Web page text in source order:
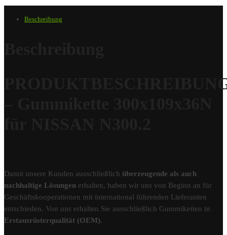
Beschreibung
Damit unsere Kunden ausschließlich überzeugende als auch
nachhaltige Lösungen erhalten, haben wir uns von Beginn an für
Geschäftskooperationen mit international führenden Lieferanten
entschieden. Von uns erhalten Sie ausschließlich Gummiketten in
Erstausrüsterqualität (OEM).